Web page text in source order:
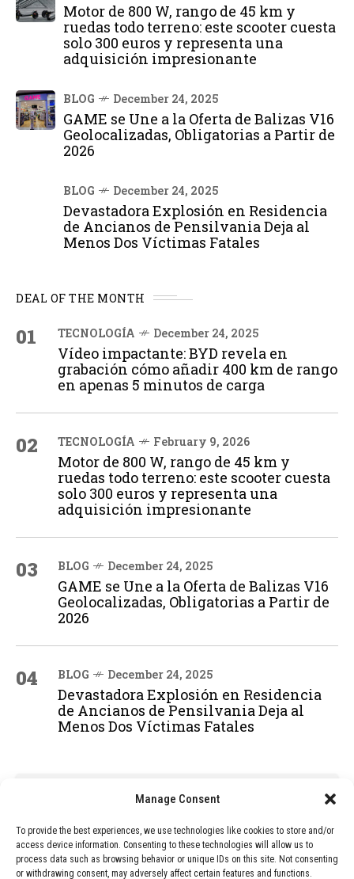
Manage Consent
To provide the best experiences, we use technologies like cookies to store and/or
access device information. Consenting to these technologies will allow us to
process data such as browsing behavior or unique IDs on this site. Not consenting
or withdrawing consent, may adversely affect certain features and functions.
Motor de 800 W, rango de 45 km y
ruedas todo terreno: este scooter cuesta
solo 300 euros y representa una
adquisición impresionante
BLOG December 24, 2025
GAME se Une a la Oferta de Balizas V16
Geolocalizadas, Obligatorias a Partir de
2026
BLOG December 24, 2025
Devastadora Explosión en Residencia
de Ancianos de Pensilvania Deja al
Menos Dos Víctimas Fatales
DEAL OF THE MONTH
01 TECNOLOGÍA December 24, 2025
Vídeo impactante: BYD revela en
grabación cómo añadir 400 km de rango
en apenas 5 minutos de carga
02 TECNOLOGÍA February 9, 2026
Motor de 800 W, rango de 45 km y
ruedas todo terreno: este scooter cuesta
solo 300 euros y representa una
adquisición impresionante
03 BLOG December 24, 2025
GAME se Une a la Oferta de Balizas V16
Geolocalizadas, Obligatorias a Partir de
2026
04 BLOG December 24, 2025
Devastadora Explosión en Residencia
de Ancianos de Pensilvania Deja al
Menos Dos Víctimas Fatales